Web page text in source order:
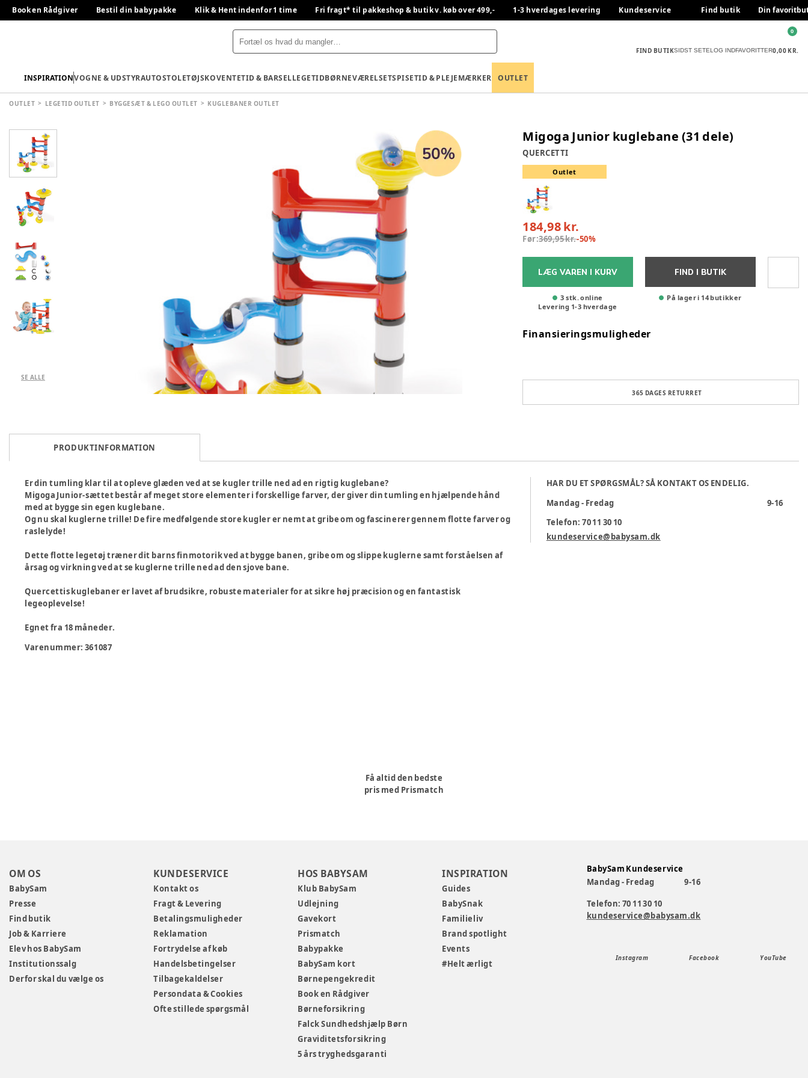
Book en Rådgiver Bestil din babypakke Klik & Hent indenfor 1 time Fri fragt* til pakkeshop & butik v. køb over 499,- 1-3 hverdages levering Kundeservice Find butik Din
FIND BUTIKSIDST SETELOG INDFAVORITTER0,00 KR.
0
INSPIRATIONVOGNE & UDSTYRAUTOSTOLETØJSKOVENTETID & BARSELLEGETIDBØRNEVÆRELSETSPISETID & PLEJEMÆRKER OUTLET
OUTLET LEGETID OUTLET BYGGESÆT & LEGO OUTLET KUGLEBANER OUTLET
SE ALLE
Migoga Junior kuglebane (31 dele)
QUERCETTI
Outlet
184,98 kr.
Før:369,95 kr.-50%
LÆG VAREN I KURV
3 stk. online
Levering 1-3 hverdage
FIND I BUTIK
På lager i 14 butikker
Finansieringsmuligheder
365 DAGES RETURRET
PRODUKTINFORMATION
Er din tumling klar til at opleve glæden ved at se kugler trille ned ad en rigtig kuglebane?
Migoga Junior-sættet består af meget store elementer i forskellige farver, der giver din tumling en hjælpende hånd
med at bygge sin egen kuglebane.
Og nu skal kuglerne trille! De fire medfølgende store kugler er nemt at gribe om og fascinerer gennem flotte farver og
raslelyde!
Dette flotte legetøj træner dit barns finmotorik ved at bygge banen, gribe om og slippe kuglerne samt forståelsen af
årsag og virkning ved at se kuglerne trille ned ad den sjove bane.
Quercettis kuglebaner er lavet af brudsikre, robuste materialer for at sikre høj præcision og en fantastisk
legeoplevelse!
Egnet fra 18 måneder.
Varenummer: 361087
HAR DU ET SPØRGSMÅL? SÅ KONTAKT OS ENDELIG.
Mandag - Fredag
9-16
Telefon: 70 11 30 10
kundeservice@babysam.dk
Få altid den bedste
pris med Prismatch
OM OS
BabySam
Presse
Find butik
Job & Karriere
Elev hos BabySam
Institutionssalg
Derfor skal du vælge os
KUNDESERVICE
Kontakt os
Fragt & Levering
Betalingsmuligheder
Reklamation
Fortrydelse af køb
Handelsbetingelser
Tilbagekaldelser
Persondata & Cookies
Ofte stillede spørgsmål
HOS BABYSAM
Klub BabySam
Udlejning
Gavekort
Prismatch
Babypakke
BabySam kort
Børnepengekredit
Book en Rådgiver
Børneforsikring
Falck Sundhedshjælp Børn
Graviditetsforsikring
5 års tryghedsgaranti
INSPIRATION
Guides
BabySnak
Familieliv
Brand spotlight
Events
#Helt ærligt
BabySam Kundeservice
Mandag - Fredag
9-16
Telefon: 70 11 30 10
kundeservice@babysam.dk
Instagram Facebook YouTube